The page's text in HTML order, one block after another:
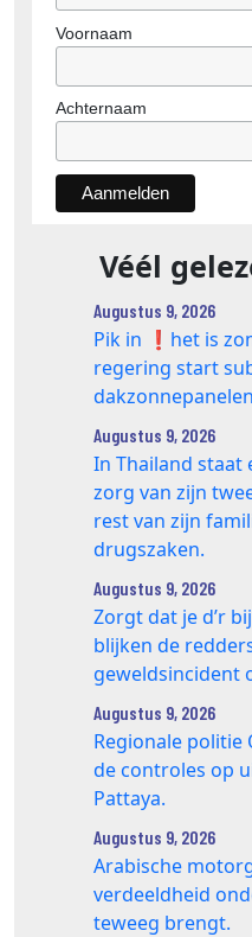
Voornaam
Achternaam
Véél
Augustus 9, 2026
Pik in ❗️het is
regering start
Augustus 9, 2026
In Thailand staat
zorg van zijn
rest van zijn
drugszaken.
Augustus 9, 2026
Zorgt dat je d’r
blijken de
geweldsincident
Augustus 9, 2026
Regionale politie
de controles op
Pattaya.
Augustus 9, 2026
Arabische
verdeeldheid
teweeg brengt.